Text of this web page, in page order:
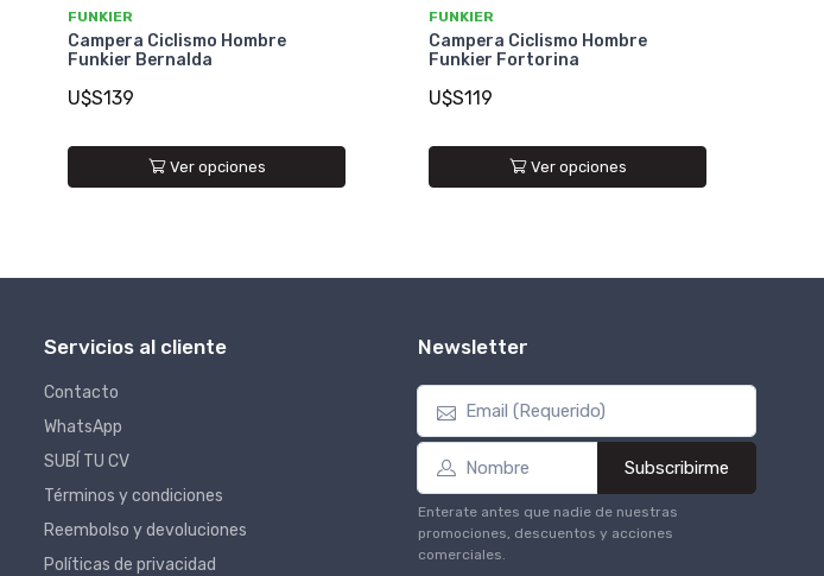
FUNKIER
Campera Ciclismo Hombre
Funkier Bernalda
U$S139
Ver opciones
FUNKIER
Campera Ciclismo Hombre
Funkier Fortorina
U$S119
Ver opciones
Servicios al cliente
Contacto
WhatsApp
SUBÍ TU CV
Términos y condiciones
Reembolso y devoluciones
Políticas de privacidad
Newsletter
Subscribirme
Enterate antes que nadie de nuestras
promociones, descuentos y acciones
comerciales.